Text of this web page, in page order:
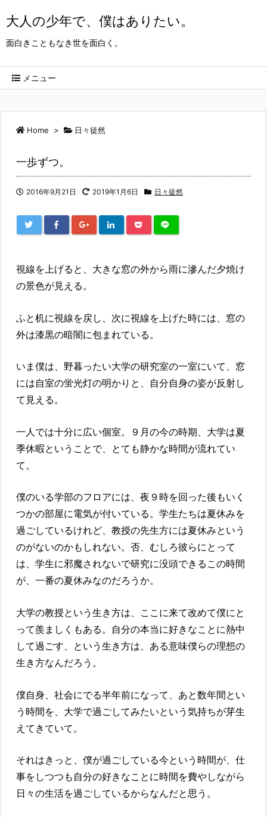
大人の少年で、僕はありたい。
面白きこともなき世を面白く。
メニュー
Home > 日々徒然
一歩ずつ。
2016年9月21日 2019年1月6日 日々徒然
視線を上げると、大きな窓の外から雨に滲んだ夕焼け
の景色が見える。
ふと机に視線を戻し、次に視線を上げた時には、窓の
外は漆黒の暗闇に包まれている。
いま僕は、野暮ったい大学の研究室の一室にいて、窓
には自室の蛍光灯の明かりと、自分自身の姿が反射し
て見える。
一人では十分に広い個室。９月の今の時期、大学は夏
季休暇ということで、とても静かな時間が流れてい
て。
僕のいる学部のフロアには、夜９時を回った後もいく
つかの部屋に電気が付いている。学生たちは夏休みを
過ごしているけれど、教授の先生方には夏休みという
のがないのかもしれない。否、むしろ彼らにとって
は、学生に邪魔されないで研究に没頭できるこの時間
が、一番の夏休みなのだろうか。
大学の教授という生き方は、ここに来て改めて僕にと
って羨ましくもある。自分の本当に好きなことに熱中
して過ごす、という生き方は、ある意味僕らの理想の
生き方なんだろう。
僕自身、社会にでる半年前になって、あと数年間とい
う時間を、大学で過ごしてみたいという気持ちが芽生
えてきていて。
それはきっと、僕が過ごしている今という時間が、仕
事をしつつも自分の好きなことに時間を費やしながら
日々の生活を過ごしているからなんだと思う。